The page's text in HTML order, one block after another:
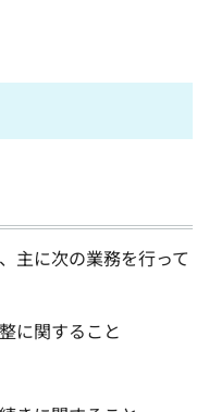
主に次の業務を行って
に関すること